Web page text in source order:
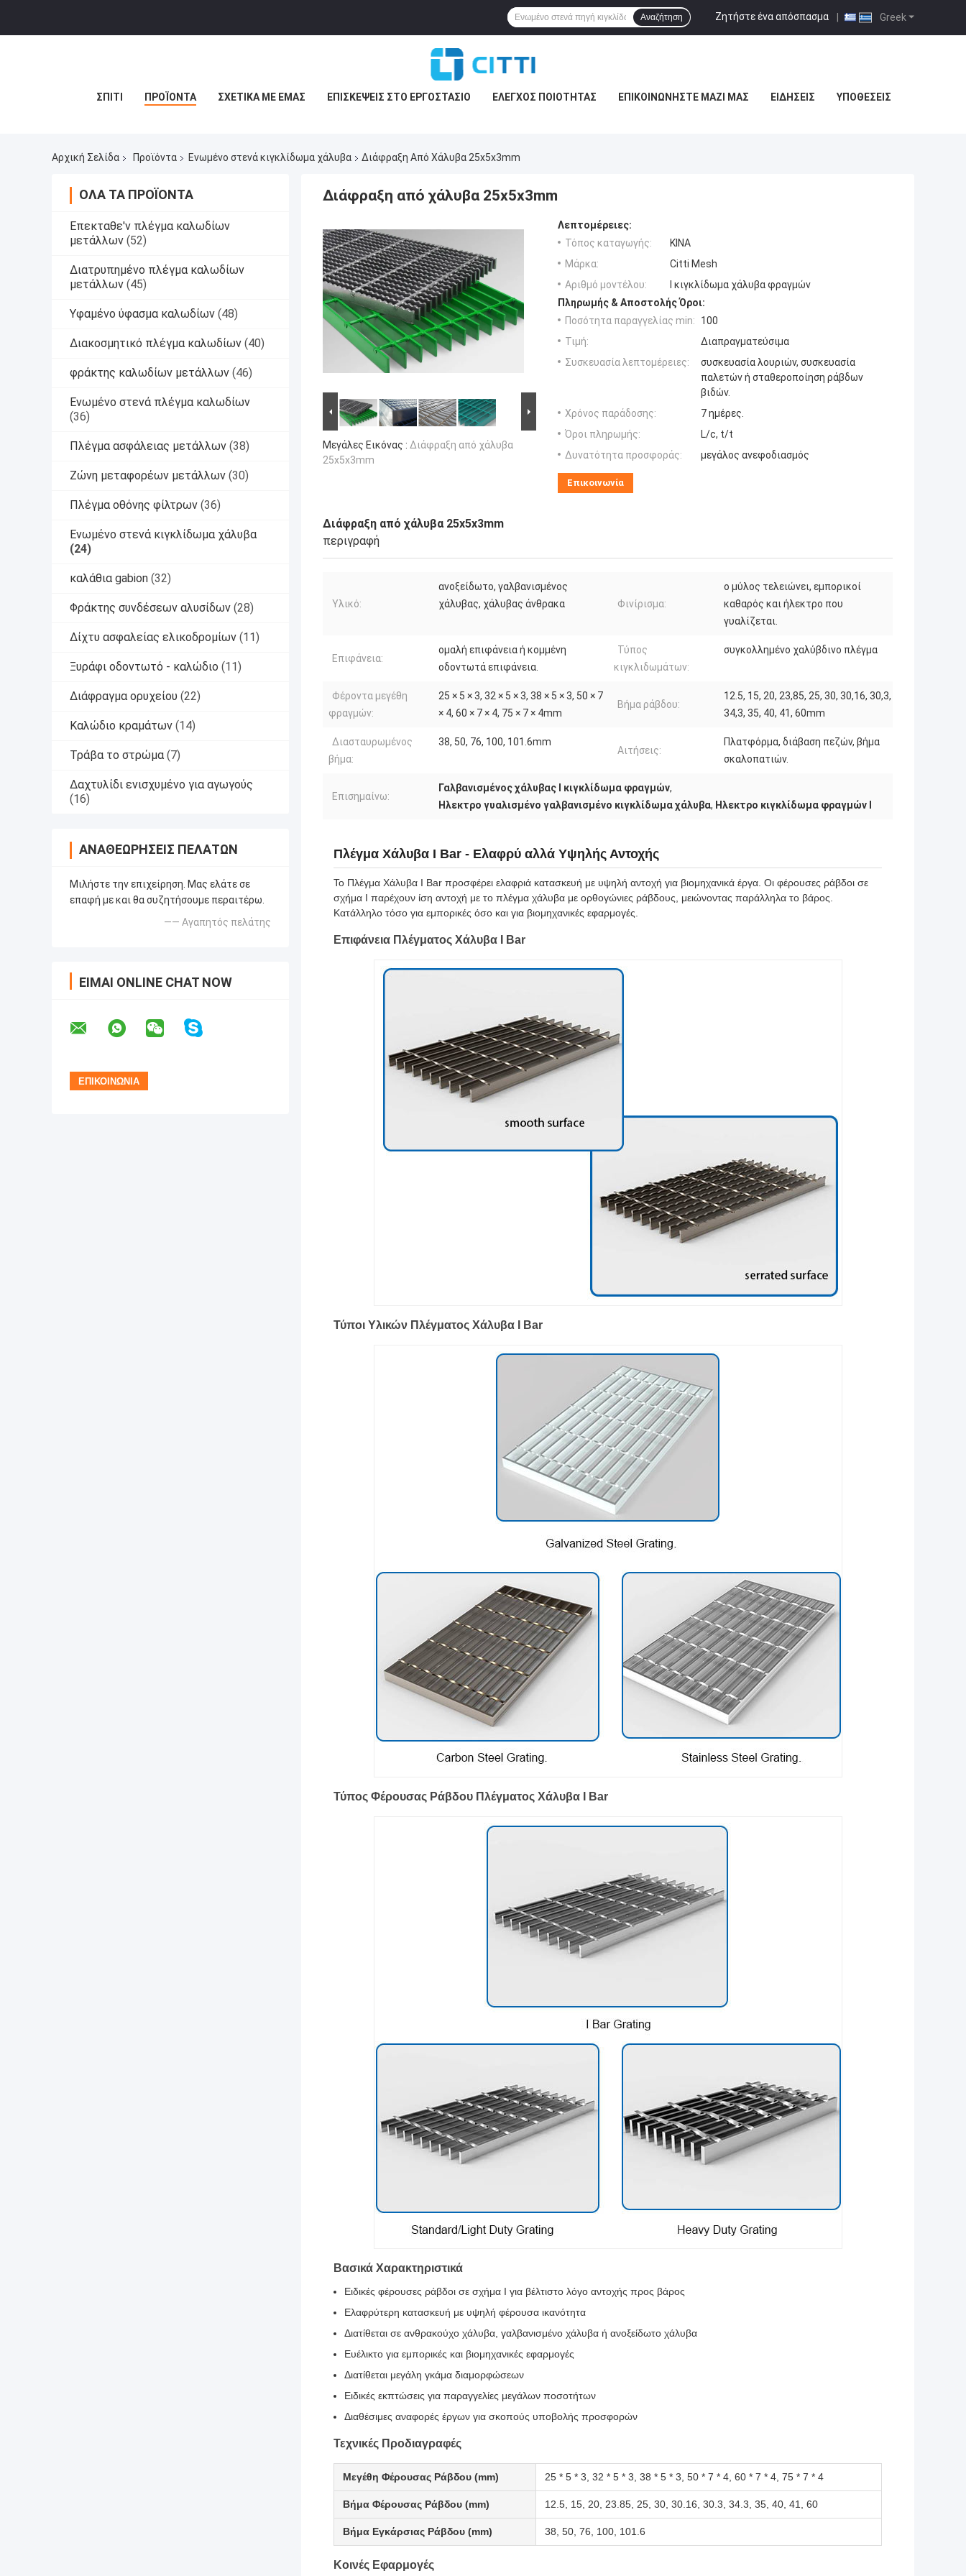
Greek
Ζητήστε ένα απόσπασμα |
Αναζήτηση
ΣΠΊΤΙ ΠΡΟΪΌΝΤΑ ΣΧΕΤΙΚΆ ΜΕ ΕΜΆΣ ΕΠΙΣΚΈΨΕΙΣ ΣΤΟ ΕΡΓΟΣΤΆΣΙΟ ΈΛΕΓΧΟΣ ΠΟΙΌΤΗΤΑΣ ΕΠΙΚΟΙΝΩΝΉΣΤΕ ΜΑΖΊ ΜΑΣ ΕΙΔΉΣΕΙΣ ΥΠΟΘΈΣΕΙΣ
Αρχική Σελίδα Προϊόντα Ενωμένο στενά κιγκλίδωμα χάλυβα Διάφραξη Από Χάλυβα 25x5x3mm
ΌΛΑ ΤΑ ΠΡΟΪΌΝΤΑ
Επεκταθε'ν πλέγμα καλωδίων
μετάλλων (52)
Διατρυπημένο πλέγμα καλωδίων
μετάλλων (45)
Υφαμένο ύφασμα καλωδίων (48)
Διακοσμητικό πλέγμα καλωδίων (40)
φράκτης καλωδίων μετάλλων (46)
Ενωμένο στενά πλέγμα καλωδίων
(36)
Πλέγμα ασφάλειας μετάλλων (38)
Ζώνη μεταφορέων μετάλλων (30)
Πλέγμα οθόνης φίλτρων (36)
Ενωμένο στενά κιγκλίδωμα χάλυβα
(24)
καλάθια gabion (32)
Φράκτης συνδέσεων αλυσίδων (28)
Δίχτυ ασφαλείας ελικοδρομίων (11)
Ξυράφι οδοντωτό - καλώδιο (11)
Διάφραγμα ορυχείου (22)
Καλώδιο κραμάτων (14)
Τράβα το στρώμα (7)
Δαχτυλίδι ενισχυμένο για αγωγούς
(16)
ΑΝΑΘΕΩΡΉΣΕΙΣ ΠΕΛΑΤΏΝ
Μιλήστε την επιχείρηση. Μας ελάτε σε
επαφή με και θα συζητήσουμε περαιτέρω.
—— Αγαπητός πελάτης
ΕΊΜΑΙ ONLINE CHAT NOW
Διάφραξη από χάλυβα 25x5x3mm
Μεγάλες Εικόνας : Διάφραξη από χάλυβα
25x5x3mm
Λεπτομέρειες:
Τόπος καταγωγής:
ΚΙΝΑ
Μάρκα:
Citti Mesh
Αριθμό μοντέλου:
Ι κιγκλίδωμα χάλυβα φραγμών
Πληρωμής & Αποστολής Όροι:
Ποσότητα παραγγελίας min:
100
Τιμή:
Διαπραγματεύσιμα
Συσκευασία λεπτομέρειες:
συσκευασία λουριών, συσκευασία
παλετών ή σταθεροποίηση ράβδων
βιδών.
Χρόνος παράδοσης:
7 ημέρες.
Όροι πληρωμής:
L/c, t/t
Δυνατότητα προσφοράς:
μεγάλος ανεφοδιασμός
Επικοινωνία
Διάφραξη από χάλυβα 25x5x3mm
περιγραφή
Υλικό:
ανοξείδωτο, γαλβανισμένος
χάλυβας, χάλυβας άνθρακα
Φινίρισμα:
ο μύλος τελειώνει, εμπορικοί
καθαρός και ήλεκτρο που
γυαλίζεται.
Επιφάνεια:
ομαλή επιφάνεια ή κομμένη
οδοντωτά επιφάνεια.
Τύπος
κιγκλιδωμάτων:
συγκολλημένο χαλύβδινο πλέγμα
Φέροντα μεγέθη
φραγμών:
25 × 5 × 3, 32 × 5 × 3, 38 × 5 × 3, 50 × 7
× 4, 60 × 7 × 4, 75 × 7 × 4mm
Βήμα ράβδου:
12.5, 15, 20, 23,85, 25, 30, 30,16, 30,3,
34,3, 35, 40, 41, 60mm
Διασταυρωμένος
βήμα:
38, 50, 76, 100, 101.6mm
Αιτήσεις:
Πλατφόρμα, διάβαση πεζών, βήμα
σκαλοπατιών.
Επισημαίνω:
Γαλβανισμένος χάλυβας Ι κιγκλίδωμα φραγμών,
Ηλεκτρο γυαλισμένο γαλβανισμένο κιγκλίδωμα χάλυβα, Ηλεκτρο κιγκλίδωμα φραγμών Ι
Πλέγμα Χάλυβα I Bar - Ελαφρύ αλλά Υψηλής Αντοχής
Το Πλέγμα Χάλυβα I Bar προσφέρει ελαφριά κατασκευή με υψηλή αντοχή για βιομηχανικά έργα. Οι φέρουσες ράβδοι σε
σχήμα I παρέχουν ίση αντοχή με το πλέγμα χάλυβα με ορθογώνιες ράβδους, μειώνοντας παράλληλα το βάρος.
Κατάλληλο τόσο για εμπορικές όσο και για βιομηχανικές εφαρμογές.
Επιφάνεια Πλέγματος Χάλυβα I Bar
Τύποι Υλικών Πλέγματος Χάλυβα I Bar
Τύπος Φέρουσας Ράβδου Πλέγματος Χάλυβα I Bar
Βασικά Χαρακτηριστικά
Ειδικές φέρουσες ράβδοι σε σχήμα I για βέλτιστο λόγο αντοχής προς βάρος
Ελαφρύτερη κατασκευή με υψηλή φέρουσα ικανότητα
Διατίθεται σε ανθρακούχο χάλυβα, γαλβανισμένο χάλυβα ή ανοξείδωτο χάλυβα
Ευέλικτο για εμπορικές και βιομηχανικές εφαρμογές
Διατίθεται μεγάλη γκάμα διαμορφώσεων
Ειδικές εκπτώσεις για παραγγελίες μεγάλων ποσοτήτων
Διαθέσιμες αναφορές έργων για σκοπούς υποβολής προσφορών
Τεχνικές Προδιαγραφές
Μεγέθη Φέρουσας Ράβδου (mm) 25 * 5 * 3, 32 * 5 * 3, 38 * 5 * 3, 50 * 7 * 4, 60 * 7 * 4, 75 * 7 * 4
Βήμα Φέρουσας Ράβδου (mm) 12.5, 15, 20, 23.85, 25, 30, 30.16, 30.3, 34.3, 35, 40, 41, 60
Βήμα Εγκάρσιας Ράβδου (mm) 38, 50, 76, 100, 101.6
Κοινές Εφαρμογές